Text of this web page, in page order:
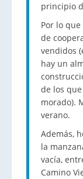
principio
Por lo
de
vendidos
hay un
de los
morado).
verano.
Además,
la
vacía,
Camino